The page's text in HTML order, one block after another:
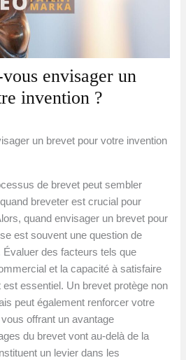
envisager un
invention ?
un brevet pour votre invention
de brevet peut sembler
breveter est crucial pour
quand envisager un brevet pour
est souvent une question de
des facteurs tels que
et la capacité à satisfaire
essentiel. Un brevet protège non
peut également renforcer votre
offrant un avantage
du brevet vont au-delà de la
un levier dans les